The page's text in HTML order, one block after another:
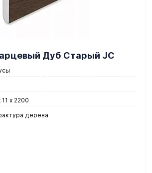
Дуб Старый JC
11 х 2200
дерева